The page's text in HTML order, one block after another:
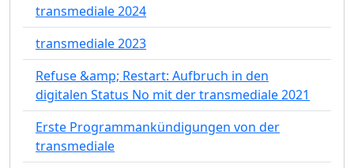
transmediale 2024
transmediale 2023
Refuse &amp; Restart: Aufbruch in den
digitalen Status No mit der transmediale 2021
Erste Programmankündigungen von der
transmediale